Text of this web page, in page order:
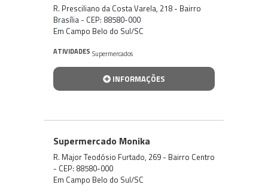
R. Presciliano da Costa Varela, 218 - Bairro
Brasília - CEP: 88580-000
Em Campo Belo do Sul/SC
ATIVIDADES Supermercados
INFORMAÇÕES
Supermercado Monika
R. Major Teodósio Furtado, 269 - Bairro Centro
- CEP: 88580-000
Em Campo Belo do Sul/SC